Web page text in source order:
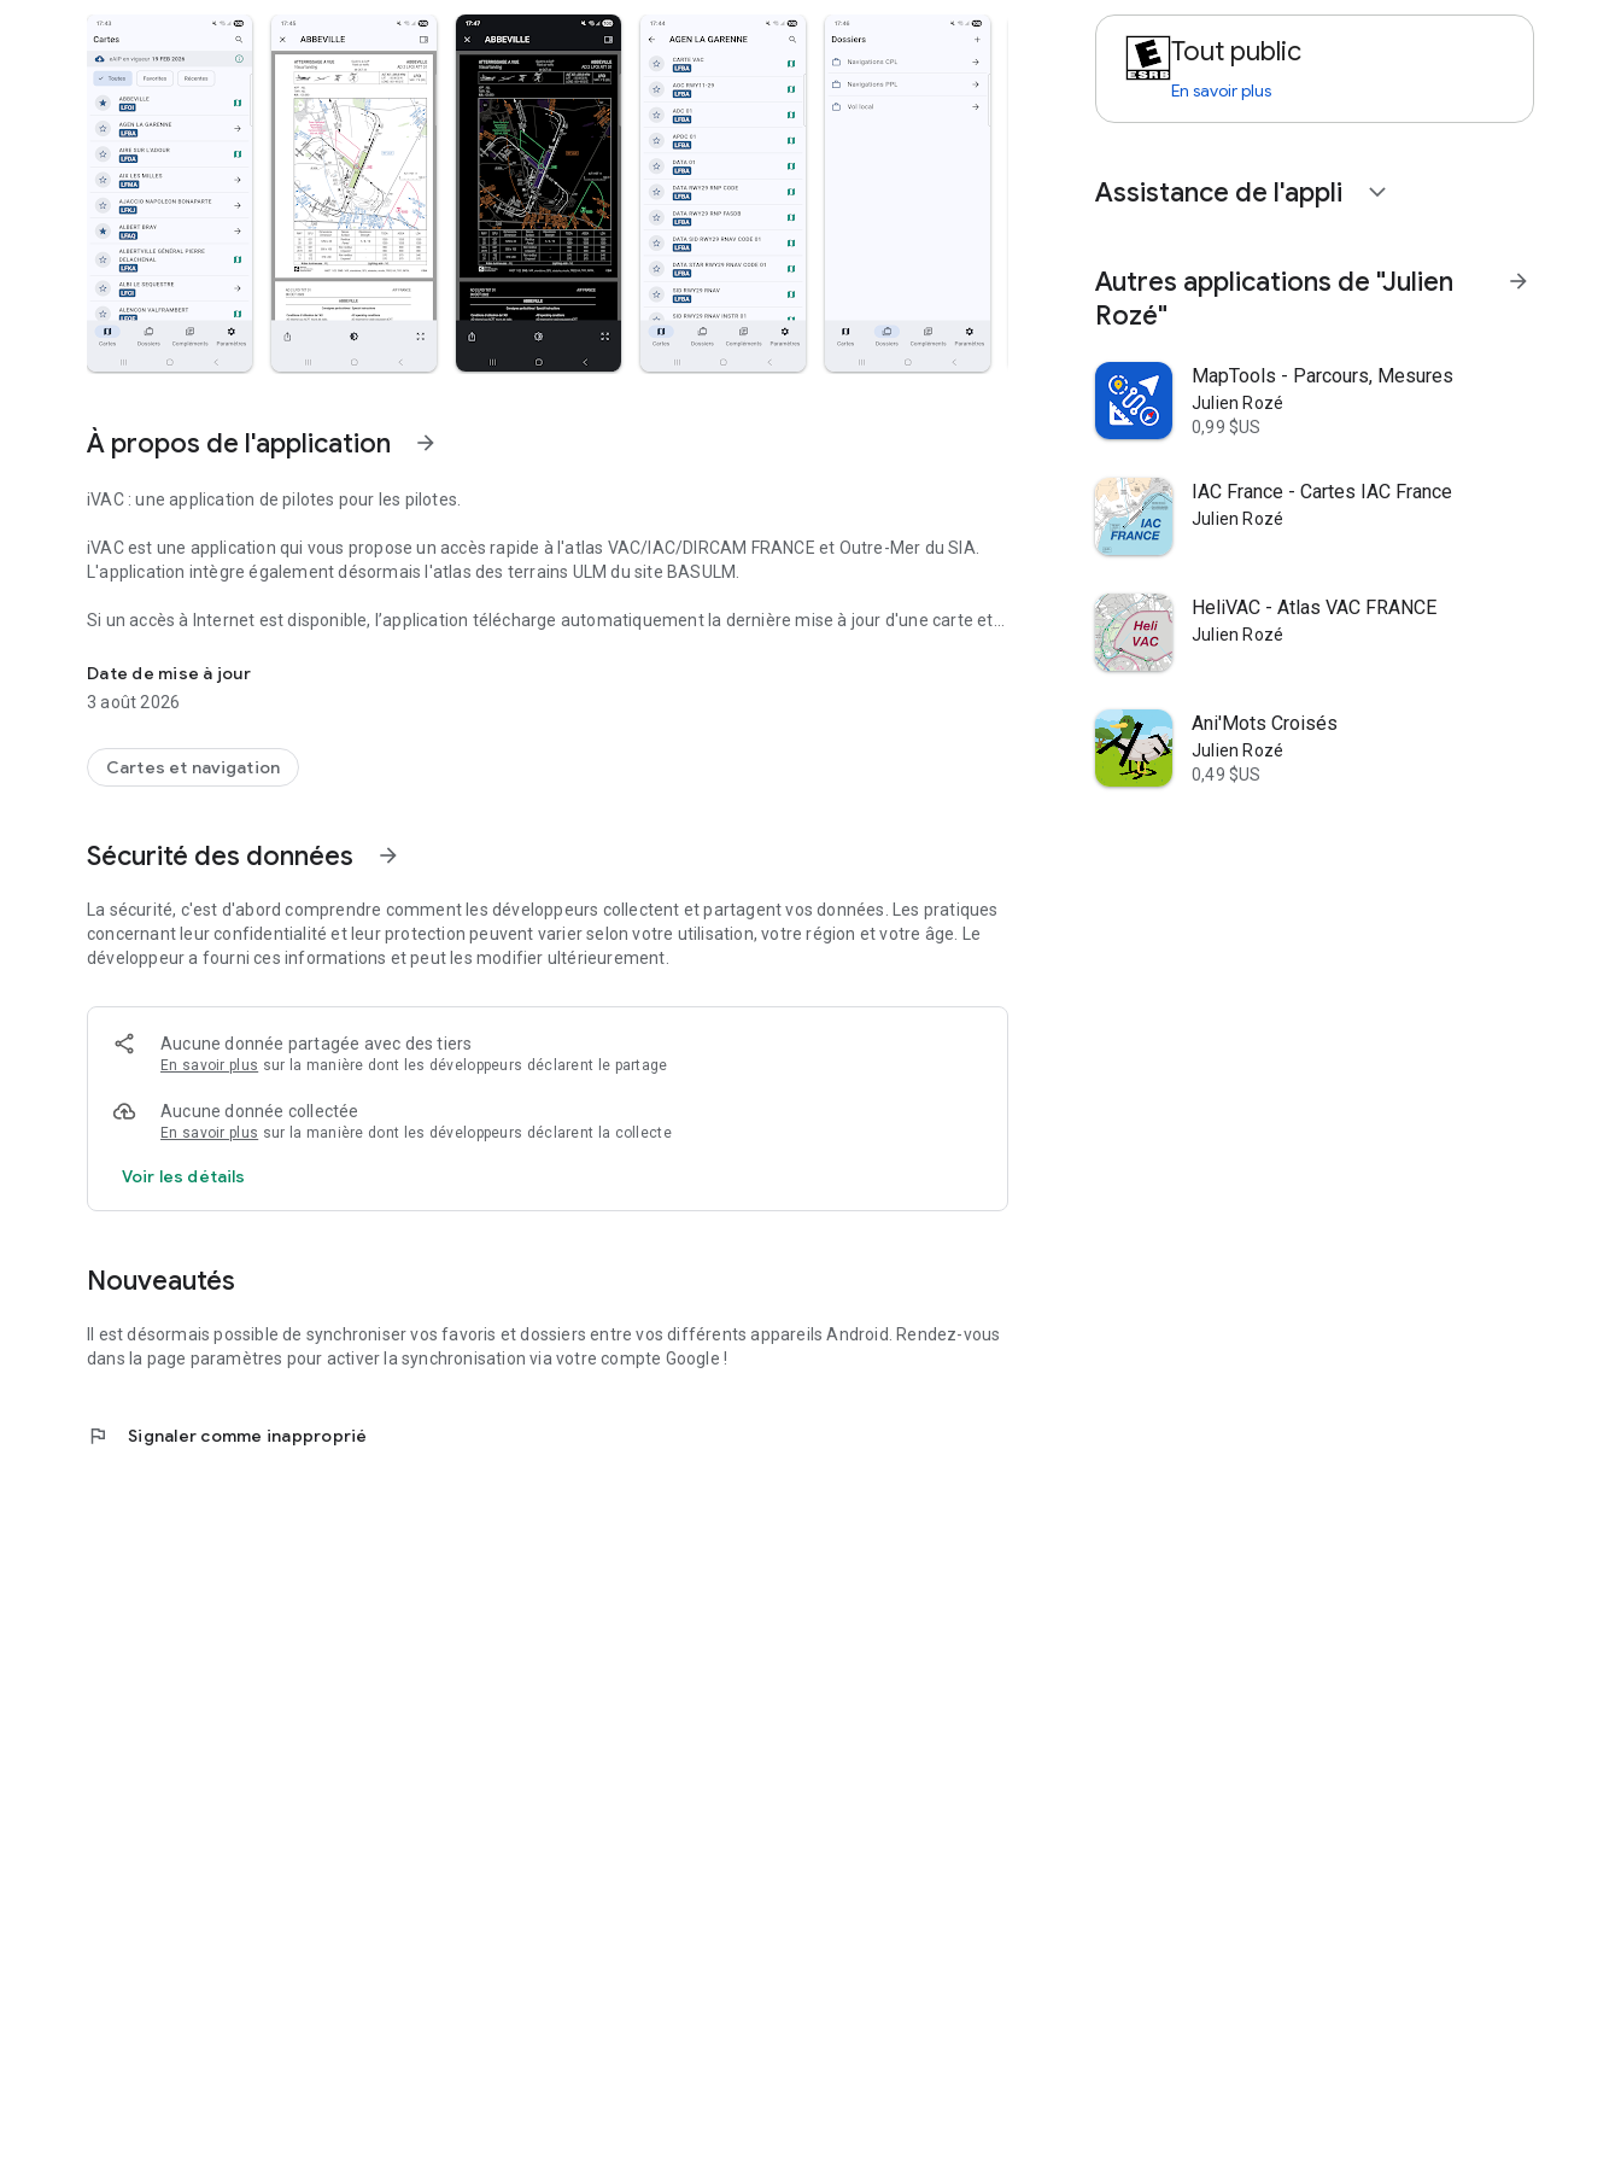
À propos de l'application arrow_forward
iVAC : une application de pilotes pour les pilotes.
iVAC est une application qui vous propose un accès rapide à l'atlas VAC/IAC/DIRCAM FRANCE et Outre-Mer du SIA.
L'application intègre également désormais l'atlas des terrains ULM du site BASULM.
Si un accès à Internet est disponible, l’application télécharge automatiquement la dernière mise à jour d'une carte et
Si l’accès à Internet n’est pas disponible (en altitude par exemple), l’application affiche automatiquement la dernière
Quelles que soient les conditions réseau, vous disposez toujours d’une carte plus ou moins récente pour tous les
aérodromes français.
téléchargement complet.
Les données téléchargées proviennent du site du SIA et de BASULM : https://www.sia.aviation-civile.gouv.fr
https://basulm.ffplum.fr
- Stockage des cartes sur votre appareil pour une consultation sans connexion à internet
- Affichage des cartes des terrains VAC/IAC Métropole et Outre-Mer
- Affichage des cartes des hélistations Métropole et Outre-Mer
- Affichage des cartes des terrains ULM
- Affichage des terrains par nom ou code OACI
- Recherche de terrains par nom ou code OACI
- Onglet récent regroupant les cartes consultées récemment
Avec l'abonnement Premium d'iVAC, profitez également de la possibilité d'organiser vos cartes par dossiers, de la
Date de mise à jour
3 août 2026
Cartes et navigation
Sécurité des données arrow_forward
La sécurité, c'est d'abord comprendre comment les développeurs collectent et partagent vos données. Les pratiques
concernant leur confidentialité et leur protection peuvent varier selon votre utilisation, votre région et votre âge. Le
développeur a fourni ces informations et peut les modifier ultérieurement.
Aucune donnée partagée avec des tiers
En savoir plus sur la manière dont les développeurs déclarent le partage
Aucune donnée collectée
En savoir plus sur la manière dont les développeurs déclarent la collecte
Voir les détails
Nouveautés
Il est désormais possible de synchroniser vos favoris et dossiers entre vos différents appareils Android. Rendez-vous
dans la page paramètres pour activer la synchronisation via votre compte Google !
flag Signaler comme inapproprié
Tout public
En savoir plus
Assistance de l'appli expand_more
Autres applications de "Julien
Rozé"
arrow_forward
MapTools - Parcours, Mesures
Julien Rozé
0,99 $US
IAC France - Cartes IAC France
Julien Rozé
HeliVAC - Atlas VAC FRANCE
Julien Rozé
Ani'Mots Croisés
Julien Rozé
0,49 $US